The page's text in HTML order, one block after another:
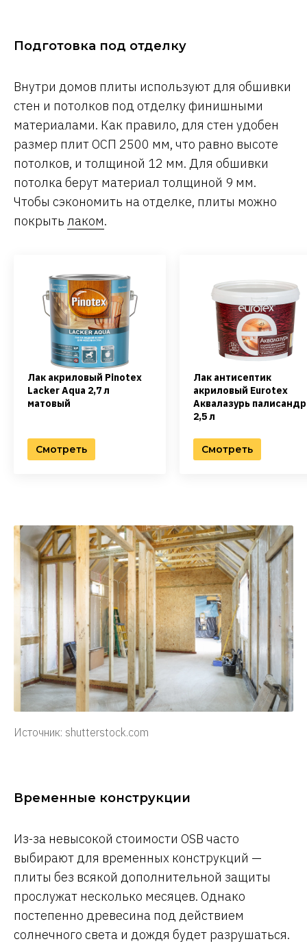
Подготовка под отделку
Внутри домов плиты используют для обшивки
стен и потолков под отделку финишными
материалами. Как правило, для стен удобен
размер плит ОСП 2500 мм, что равно высоте
потолков, и толщиной 12 мм. Для обшивки
потолка берут материал толщиной 9 мм.
Чтобы сэкономить на отделке, плиты можно
покрыть лаком.
Лак акриловый Pinotex
Lacker Aqua 2,7 л
матовый
Смотреть
Лак антисептик
акриловый Eurotex
Аквалазурь палисандр
2,5 л
Смотреть
Источник: shutterstock.com
Временные конструкции
Из-за невысокой стоимости OSB часто
выбирают для временных конструкций —
плиты без всякой дополнительной защиты
прослужат несколько месяцев. Однако
постепенно древесина под действием
солнечного света и дождя будет разрушаться.